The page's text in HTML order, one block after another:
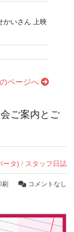
かいさん 上映
ページへ
ご案内とご
ータ) / スタッフ日誌
刷 コメントなし